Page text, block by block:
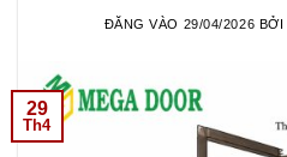
ĐĂNG VÀO 29/04/2026 BỞI
29
Th4